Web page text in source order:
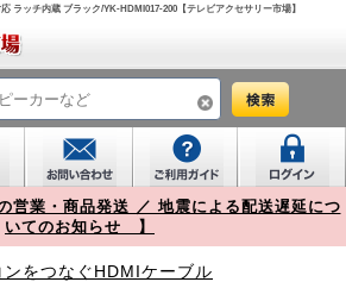
ラッチ内蔵 ブラック/YK-HDMI017-200【テレビアクセサリー市場】
営業・商品発送 ／ 地震による配送遅延につ
いてのお知らせ 】
ンをつなぐHDMIケーブル